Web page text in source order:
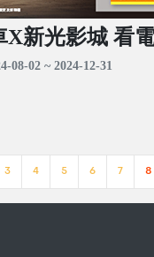
X新光影城 看
08-02 ~ 2024-12-31
3 4 5 6 7 8